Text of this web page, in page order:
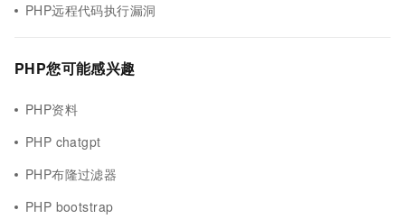
PHP远程代码执行漏洞
PHP您可能感兴趣
PHP资料
PHP chatgpt
PHP布隆过滤器
PHP bootstrap